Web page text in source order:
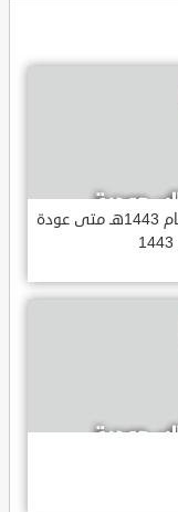
الخدمة المدنية مواعيد إجازة عيد الأضحى لعام 1443هـ متى عودة